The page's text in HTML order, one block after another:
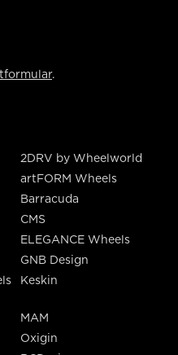
.
2DRV by Wheelworld
artFORM Wheels
Barracuda
CMS
ELEGANCE Wheels
GNB Design
Keskin
MAM
Oxigin